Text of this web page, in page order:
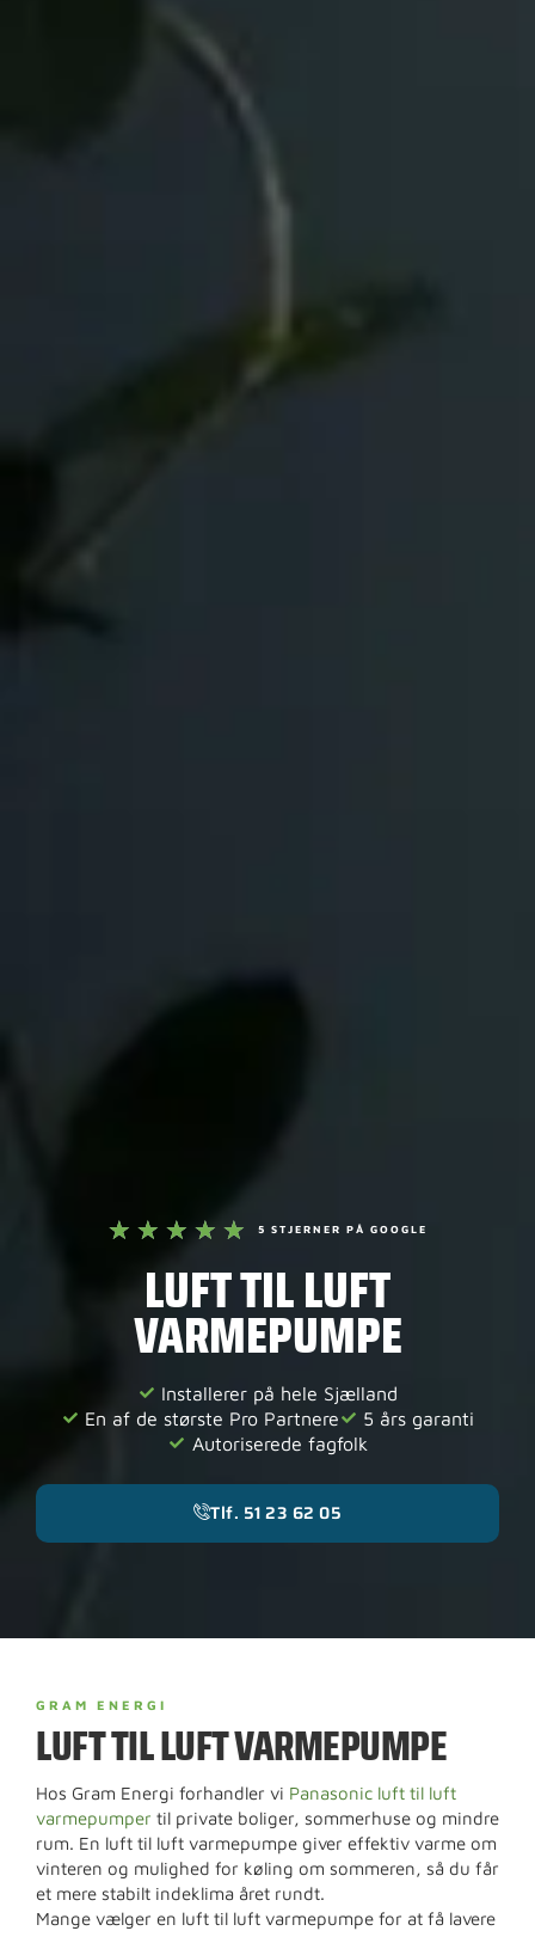
★ ★ ★ ★ ★ 5 STJERNER PÅ GOOGLE
LUFT TIL LUFT
VARMEPUMPE
Installerer på hele Sjælland
En af de største Pro Partnere
5 års garanti
Autoriserede fagfolk
Tlf. 51 23 62 05
GRAM ENERGI
LUFT TIL LUFT VARMEPUMPE
Hos Gram Energi forhandler vi Panasonic luft til luft
varmepumper til private boliger, sommerhuse og mindre
rum. En luft til luft varmepumpe giver effektiv varme om
vinteren og mulighed for køling om sommeren, så du får
et mere stabilt indeklima året rundt.
Mange vælger en luft til luft varmepumpe for at få lavere